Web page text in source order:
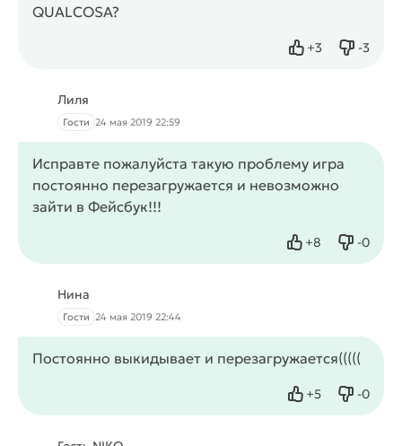
QUALCOSA?
+3
Нравится -3
Не
Лиля
Гости 24 мая 2019 22:59
Исправте пожалуйста такую проблему игра
постоянно перезагружается и невозможно
зайти в Фейсбук!!!
+8
Нравится -0
Не
Нина
Гости 24 мая 2019 22:44
Постоянно выкидывает и перезагружается(((((
+5
Нравится -0
Не